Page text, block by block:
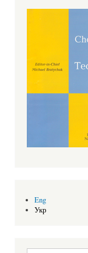
Eng
Укр